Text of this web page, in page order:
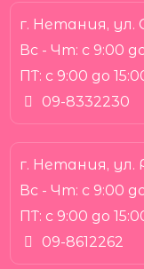
г. Нетания, ул.
Вс - Чт: с 9:00
ПТ: с 9:00 до
09-8332230
г. Нетания, ул.
Вс - Чт: с 9:00
ПТ: с 9:00 до
09-8612262